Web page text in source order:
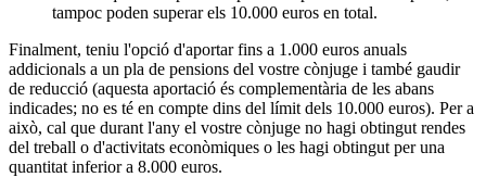
tampoc poden superar els 10.000 euros en total.
Finalment, teniu l'opció d'aportar fins a 1.000 euros anuals
addicionals a un pla de pensions del vostre cònjuge i també gaudir
de reducció (aquesta aportació és complementària de les abans
indicades; no es té en compte dins del límit dels 10.000 euros). Per a
això, cal que durant l'any el vostre cònjuge no hagi obtingut rendes
del treball o d'activitats econòmiques o les hagi obtingut per una
quantitat inferior a 8.000 euros.